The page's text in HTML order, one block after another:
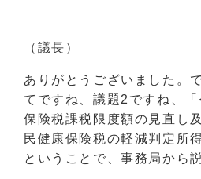
（議長）
ありがとうございました。
てですね、議題2ですね、
保険税課税限度額の見直し
民健康保険税の軽減判定所
ということで、事務局から